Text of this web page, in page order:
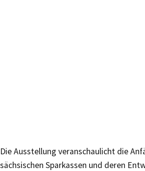
Die Ausstellung veranschaulicht die
sächsischen Sparkassen und deren